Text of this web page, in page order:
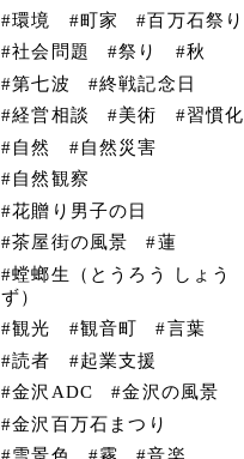
環境
町家
百万石祭り
社会問題
祭り
秋
第七波
終戦記念日
経営相談
美術
習慣化
自然
自然災害
自然観察
花贈り男子の日
茶屋街の風景
蓮
螳螂生（とうろう しょう
ず）
観光
観音町
言葉
読者
起業支援
金沢ADC
金沢の風景
金沢百万石まつり